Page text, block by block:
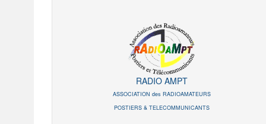
RADIO AMPT
ASSOCIATION des RADIOAMATEURS
POSTIERS & TELECOMMUNICANTS